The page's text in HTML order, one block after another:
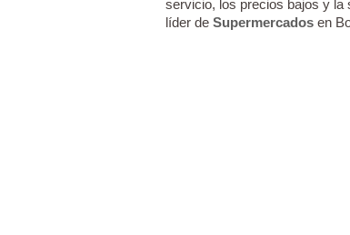
servicio, los precios bajos y la
líder de Supermercados en